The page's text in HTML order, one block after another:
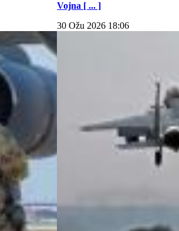
Vojna [ ... ]
30 Ožu 2026 18:06